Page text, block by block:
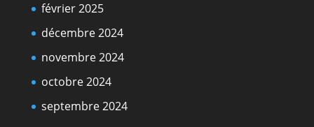
février 2025
décembre 2024
novembre 2024
octobre 2024
septembre 2024